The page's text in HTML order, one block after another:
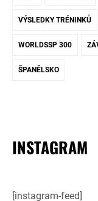
VÝSLEDKY TRÉNINKŮ
WORLDSSP 300
ŠPANĚLSKO
INSTAGRAM
[instagram-feed]